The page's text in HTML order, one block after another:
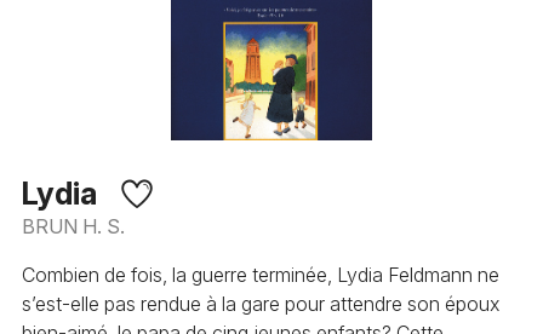
Lydia
BRUN H. S.
Combien de fois, la guerre terminée, Lydia Feldmann ne
s’est-elle pas rendue à la gare pour attendre son époux